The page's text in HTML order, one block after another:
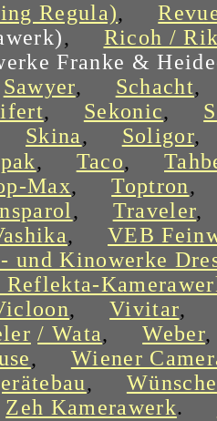
Regula),
, Ricoh /
Franke &
Sawyer, Schacht
, Sekonic,
Skina, Soligor
, Taco,
Max,Toptron,
, Traveler,
,VEB
und Kinowerke
,Vivitar,
/ Wata,Weber
,
Wiener
, Wünsche
Zeh Kamerawerk.